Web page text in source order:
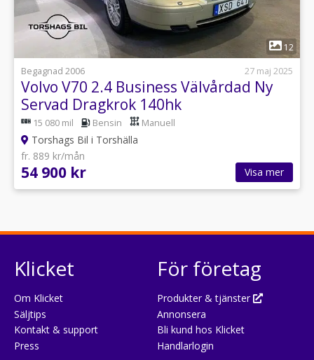
1
12
Begagnad 2006
27 maj 2025
Volvo V70 2.4 Business Välvårdad Ny
Servad Dragkrok 140hk
15 080 mil Bensin Manuell
Torshags Bil i Torshälla
fr. 889 kr/mån
54 900 kr Visa mer
Klicket
Om Klicket
Säljtips
Kontakt & support
Press
För företag
Produkter & tjänster
Annonsera
Bli kund hos Klicket
Handlarlogin